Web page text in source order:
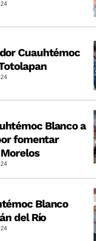
Cuauhtémoc
Blanco a
fomentar
Blanco
del Río